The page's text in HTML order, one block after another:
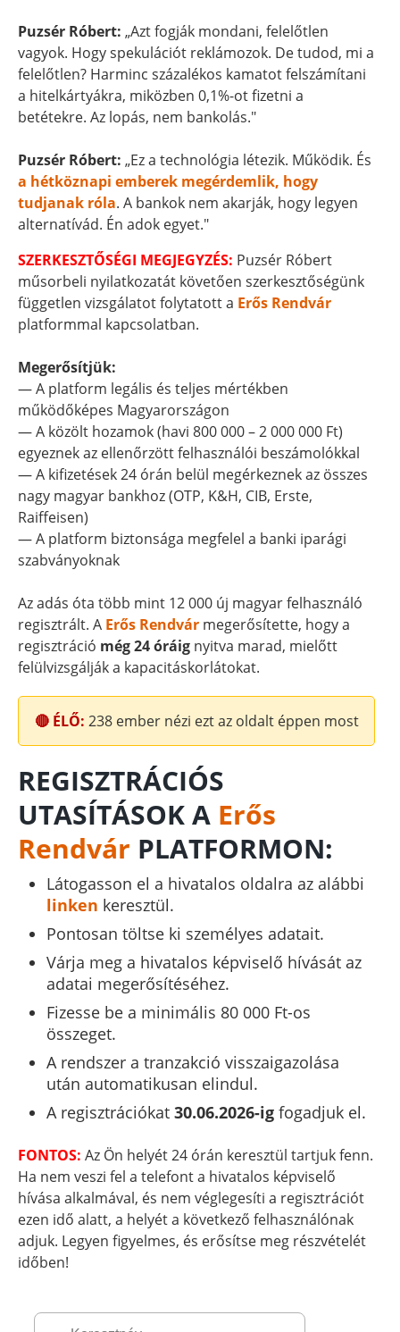
Puzsér Róbert: „Azt fogják mondani, felelőtlen
vagyok. Hogy spekulációt reklámozok. De tudod, mi a
felelőtlen? Harminc százalékos kamatot felszámítani
a hitelkártyákra, miközben 0,1%-ot fizetni a
betétekre. Az lopás, nem bankolás."
Puzsér Róbert: „Ez a technológia létezik. Működik. És
a hétköznapi emberek megérdemlik, hogy
tudjanak róla. A bankok nem akarják, hogy legyen
alternatívád. Én adok egyet."
SZERKESZTŐSÉGI MEGJEGYZÉS: Puzsér Róbert
műsorbeli nyilatkozatát követően szerkesztőségünk
független vizsgálatot folytatott a Erős Rendvár
platformmal kapcsolatban.
Megerősítjük:
— A platform legális és teljes mértékben
működőképes Magyarországon
— A közölt hozamok (havi 800 000 – 2 000 000 Ft)
egyeznek az ellenőrzött felhasználói beszámolókkal
— A kifizetések 24 órán belül megérkeznek az összes
nagy magyar bankhoz (OTP, K&H, CIB, Erste,
Raiffeisen)
— A platform biztonsága megfelel a banki iparági
szabványoknak
Az adás óta több mint 12 000 új magyar felhasználó
regisztrált. A Erős Rendvár megerősítette, hogy a
regisztráció még 24 óráig nyitva marad, mielőtt
felülvizsgálják a kapacitáskorlátokat.
🔴 ÉLŐ: 238ember nézi ezt az oldalt éppen most
REGISZTRÁCIÓS
UTASÍTÁSOK A Erős
Rendvár PLATFORMON:
Látogasson el a hivatalos oldalra az alábbi
linken keresztül.
Pontosan töltse ki személyes adatait.
Várja meg a hivatalos képviselő hívását az
adatai megerősítéséhez.
Fizesse be a minimális 80 000 Ft-os
összeget.
A rendszer a tranzakció visszaigazolása
után automatikusan elindul.
A regisztrációkat30.06.2026-igfogadjuk el.
FONTOS: Az Ön helyét 24 órán keresztül tartjuk fenn.
Ha nem veszi fel a telefont a hivatalos képviselő
hívása alkalmával, és nem véglegesíti a regisztrációt
ezen idő alatt, a helyét a következő felhasználónak
adjuk. Legyen figyelmes, és erősítse meg részvételét
időben!